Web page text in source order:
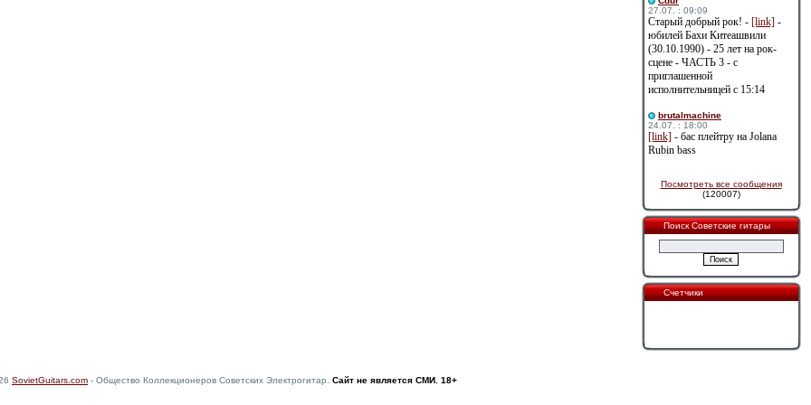
27.07. : 09:09
Старый добрый рок! - [link] -
юбилей Бахи Китеашвили
(30.10.1990) - 25 лет на рок-
сцене - ЧАСТЬ 3 - с
приглашенной
исполнительницей с 15:14
brutalmachine
24.07. : 18:00
[link] - бас плейтру на Jolana
Rubin bass
Посмотреть все сообщения
(120007)
Поиск Советские гитары
Счетчики
SovietGuitars.com - Общество Коллекционеров Советских Электрогитар. Сайт не является СМИ. 18+